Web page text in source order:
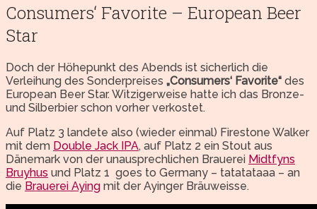
Consumers‘ Favorite – European Beer
Star
Doch der Höhepunkt des Abends ist sicherlich die
Verleihung des Sonderpreises „Consumers‘ Favorite“ des
European Beer Star. Witzigerweise hatte ich das Bronze-
und Silberbier schon vorher verkostet.
Auf Platz 3 landete also (wieder einmal) Firestone Walker
mit dem Double Jack IPA, auf Platz 2 ein Stout aus
Dänemark von der unausprechlichen Brauerei Midtfyns
Bruyhus und Platz 1 goes to Germany – tatatataaa – an
die Brauerei Aying mit der Ayinger Bräuweisse.